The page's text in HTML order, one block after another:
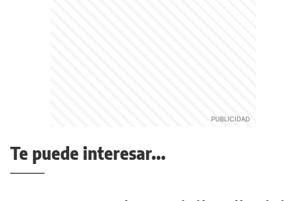
Te puede interesar...